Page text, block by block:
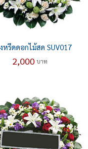
หรีดดอกไม้สด SUV017
2,000 บาท